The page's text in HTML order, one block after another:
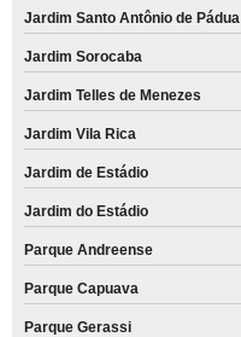
Jardim Santo Antônio de Pádua
Jardim Sorocaba
Jardim Telles de Menezes
Jardim Vila Rica
Jardim de Estádio
Jardim do Estádio
Parque Andreense
Parque Capuava
Parque Gerassi